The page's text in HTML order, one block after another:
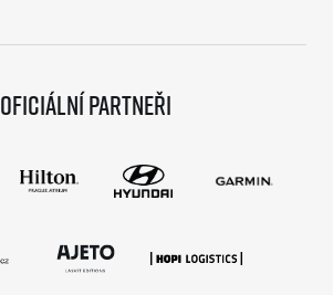
Oficiální partneři